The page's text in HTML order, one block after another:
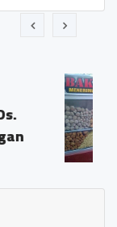
Bakso Pak Dios
Dsn.
Trasan Kec.
0.02 KM